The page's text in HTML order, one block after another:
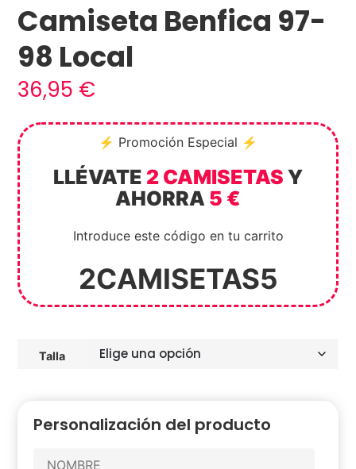
Camiseta Benfica 97-
98 Local
36,95 €
⚡ Promoción Especial ⚡
LLÉVATE 2 CAMISETAS Y
AHORRA 5 €
Introduce este código en tu carrito
2CAMISETAS5
Talla
Personalización del producto